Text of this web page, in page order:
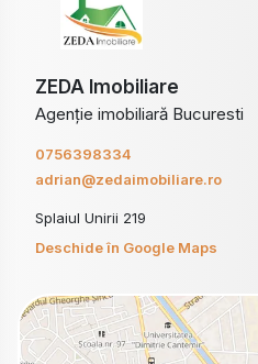
ZEDA Imobiliare
Agenție imobiliară Bucuresti
0756398334
adrian@zedaimobiliare.ro
Splaiul Unirii 219
Deschide în Google Maps